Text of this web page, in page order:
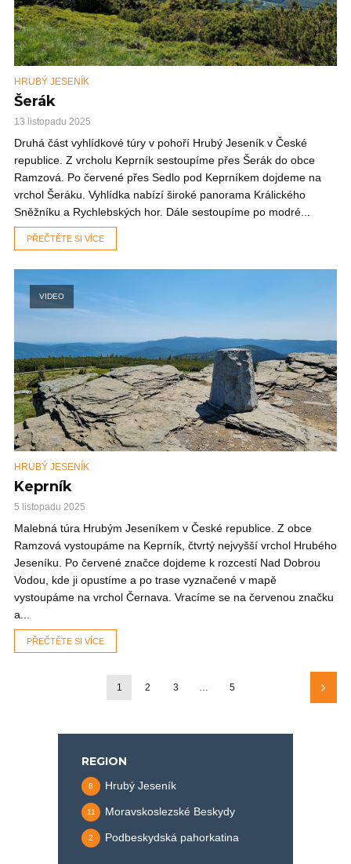
HRUBÝ JESENÍK
Šerák
13 listopadu 2025
Druhá část vyhlídkové túry v pohoří Hrubý Jeseník v České
republice. Z vrcholu Keprník sestoupíme přes Šerák do obce
Ramzová. Po červené přes Sedlo pod Keprníkem dojdeme na
vrchol Šeráku. Vyhlídka nabízí široké panorama Králického
Sněžníku a Rychlebských hor. Dále sestoupíme po modré...
PŘEČTĚTE SI VÍCE
VIDEO
HRUBÝ JESENÍK
Keprník
5 listopadu 2025
Malebná túra Hrubým Jeseníkem v České republice. Z obce
Ramzová vystoupáme na Keprník, čtvrtý nejvyšší vrchol Hrubého
Jeseníku. Po červené značce dojdeme k rozcestí Nad Dobrou
Vodou, kde ji opustíme a po trase vyznačené v mapě
vystoupáme na vrchol Černava. Vracíme se na červenou značku
a...
PŘEČTĚTE SI VÍCE
1 2 3 … 5
REGION
Hrubý Jeseník
8
Moravskoslezské Beskydy
11
Podbeskydská pahorkatina
2